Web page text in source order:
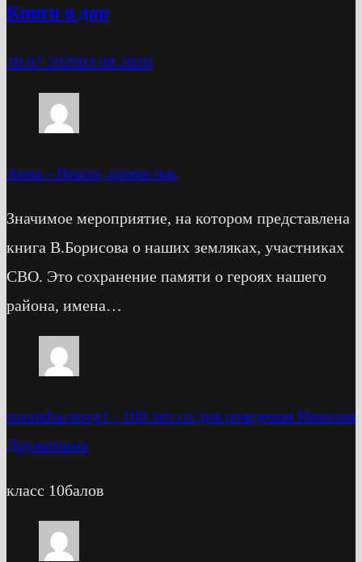
Книги в дар
30.07.202603.08.2026
Анна - Никто, кроме нас
Значимое мероприятие, на котором представлена
книга В.Борисова о наших земляках, участниках
СВО. Это сохранение памяти о героях нашего
района, имена…
sosamba-novg1 - 100 лет со дня рождения Николая
Дружинина
класс 10балов